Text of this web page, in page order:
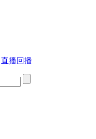
直播回播